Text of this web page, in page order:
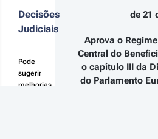
do
penal,
Decisões
Judiciais
Pode
sugerir
melhorias
de 21
Aprova o
Central do
o capítulo III da
do Parlamento